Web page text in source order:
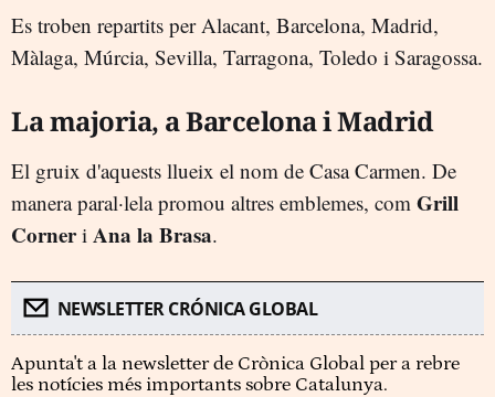
Es troben repartits per Alacant, Barcelona, Madrid,
Màlaga, Múrcia, Sevilla, Tarragona, Toledo i Saragossa.
La majoria, a Barcelona i Madrid
El gruix d'aquests llueix el nom de Casa Carmen. De
manera paral·lela promou altres emblemes, com Grill
Corneri Ana la Brasa.
NEWSLETTER CRÓNICA GLOBAL
Apunta't a la newsletter de Crònica Global per a rebre
les notícies més importants sobre Catalunya.